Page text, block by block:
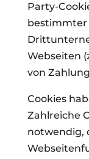
Party-
bestimmter
Webseiten
von
Cookies
Zahlreiche
notwendig,